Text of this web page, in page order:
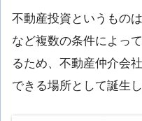
不動産投資というもの
など複数の条件によっ
るため、不動産仲介会
できる場所として誕生